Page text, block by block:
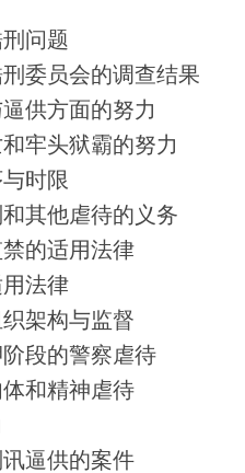
问题
委员会的调查结果
供方面的努力
牢头狱霸的努力
时限
其他虐待的义务
的适用法律
法律
架构与监督
段的警察虐待
和精神虐待
逼供的案件